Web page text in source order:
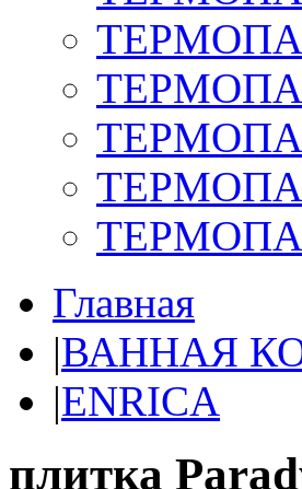
Главная
|ВАННАЯ
|ENRICA
плитка